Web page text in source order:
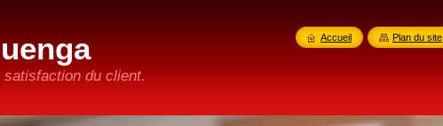
du client.
Accueil Plan du site